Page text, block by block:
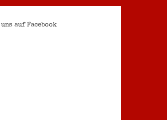
auf Facebook